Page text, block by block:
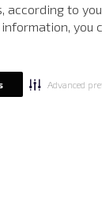
according to
you
Advanced